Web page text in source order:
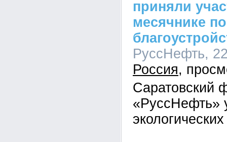
приняли
месячнике по
РуссНефть,
Россия
«РуссНефть»